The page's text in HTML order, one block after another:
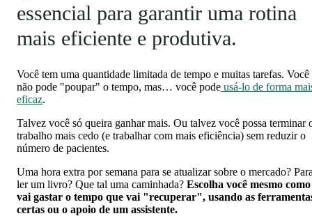
essencial para garantir uma rotina
mais eficiente e produtiva.
Você tem uma quantidade limitada de tempo e muitas tarefas. Você
não pode "poupar" o tempo, mas… você pode usá-lo de forma
eficaz.
Talvez você só queira ganhar mais. Ou talvez você possa terminar
trabalho mais cedo (e trabalhar com mais eficiência) sem reduzir o
número de pacientes.
Uma hora extra por semana para se atualizar sobre o mercado?
ler um livro? Que tal uma caminhada? Escolha você mesmo como
vai gastar o tempo que vai "recuperar", usando as
certas ou o apoio de um assistente.